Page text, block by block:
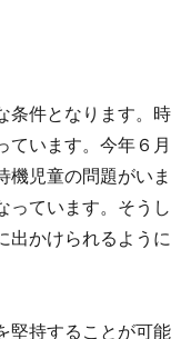
条件となります。時
ています。今年６月
機児童の問題がいま
っています。そうし
出かけられるように
堅持することが可能